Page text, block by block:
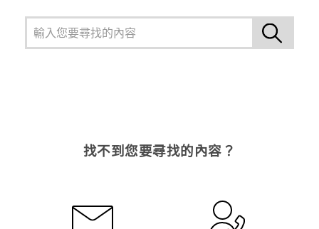
找不到您要尋找的內容？